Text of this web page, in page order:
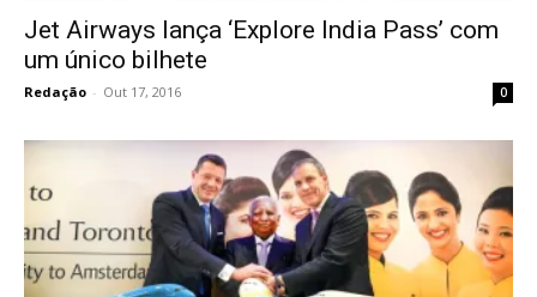
Jet Airways lança ‘Explore India Pass’ com
um único bilhete
Redação - Out 17, 2016 0